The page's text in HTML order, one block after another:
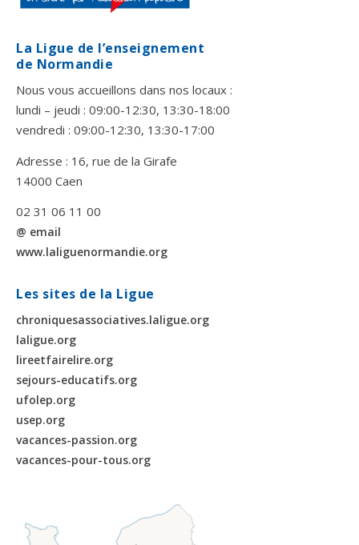
La Ligue de l’enseignement
de Normandie
Nous vous accueillons dans nos locaux :
lundi – jeudi : 09:00-12:30, 13:30-18:00
vendredi : 09:00-12:30, 13:30-17:00
Adresse : 16, rue de la Girafe
14000 Caen
02 31 06 11 00
@ email
www.laliguenormandie.org
Les sites de la Ligue
chroniquesassociatives.laligue.org
laligue.org
lireetfairelire.org
sejours-educatifs.org
ufolep.org
usep.org
vacances-passion.org
vacances-pour-tous.org